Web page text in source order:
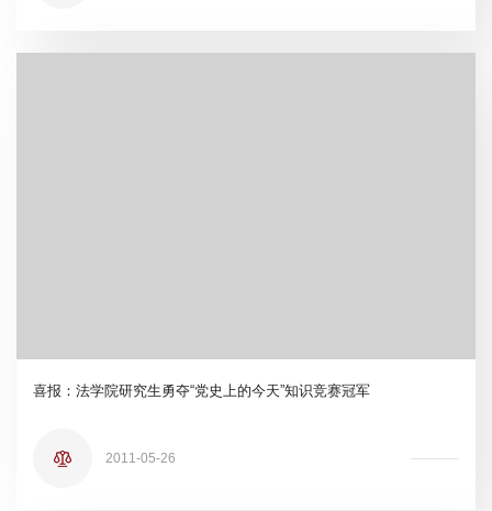
喜报：法学院研究生勇夺“党史上的今天”知识竞赛冠军
2011-05-26